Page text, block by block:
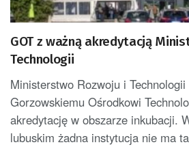
GOT z ważną akredytacją
Technologii
Ministerstwo Rozwoju i Technologii
Gorzowskiemu Ośrodkowi
akredytację w obszarze inkubacji.
lubuskim żadna instytucja nie ma